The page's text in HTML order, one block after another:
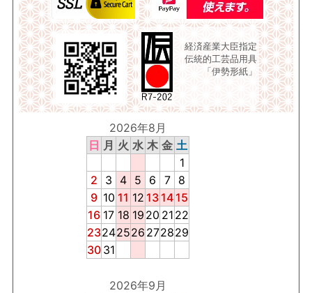
経済産業大臣指定
伝統的工芸品用具
「伊勢形紙」
2026年8月
日 月 火 水 木 金 土
1
2
3 4 5 6 7
8
9 10 11 12 13 14 15
16 17 18 19 20 21 22
23242526 272829
30 31
2026年9月